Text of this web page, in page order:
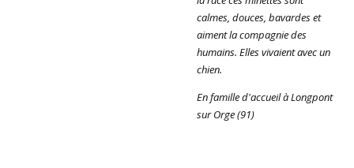
calmes, douces, bavardes et
aiment la compagnie des
humains. Elles vivaient avec un
chien.
En famille d'accueil à Longpont
sur Orge (91)